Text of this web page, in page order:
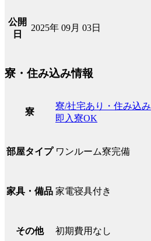
公開
日
2025年 09月 03日
寮・住み込み情報
寮
寮/社宅あり・住み込み
即入寮OK
部屋タイプ ワンルーム寮完備
家具・備品 家電寝具付き
その他 初期費用なし